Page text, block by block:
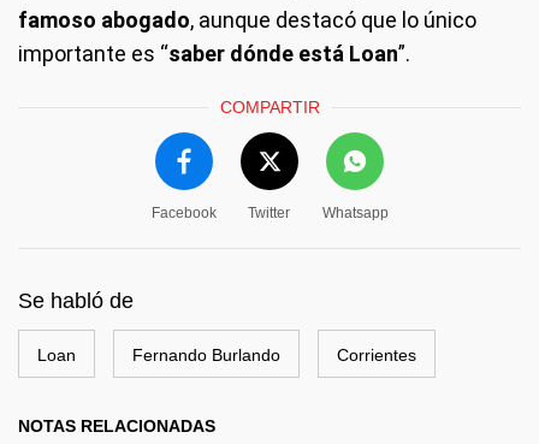
famoso abogado, aunque destacó que lo único
importante es “saber dónde está Loan”.
COMPARTIR
Facebook Twitter Whatsapp
Se habló de
Loan Fernando Burlando Corrientes
NOTAS RELACIONADAS